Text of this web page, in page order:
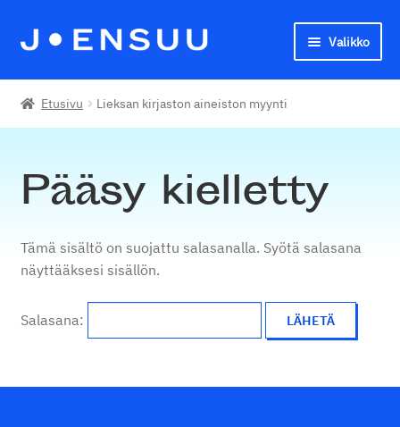
Siirry
Siirry
Valikko
Joensuun seudun kansalaisopisto
Etusivu Lieksan kirjaston aineiston myynti
Pääsy kielletty
Tämä sisältö on suojattu salasanalla. Syötä salasana
näyttääksesi sisällön.
Salasana: